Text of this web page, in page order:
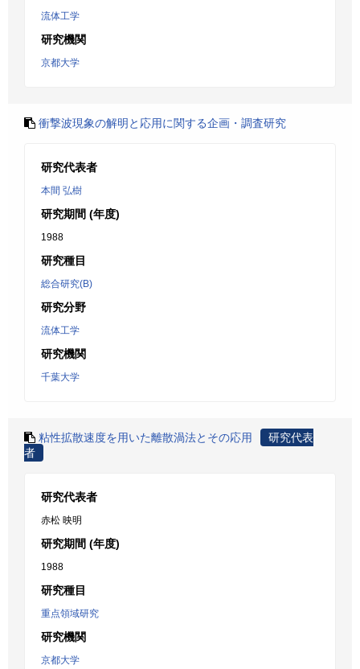
流体工学
研究機関
京都大学
衝撃波現象の解明と応用に関する企画・調査研究
研究代表者
本間 弘樹
研究期間 (年度)
1988
研究種目
総合研究(B)
研究分野
流体工学
研究機関
千葉大学
粘性拡散速度を用いた離散渦法とその応用
研究代表
者
研究代表者
赤松 映明
研究期間 (年度)
1988
研究種目
重点領域研究
研究機関
京都大学